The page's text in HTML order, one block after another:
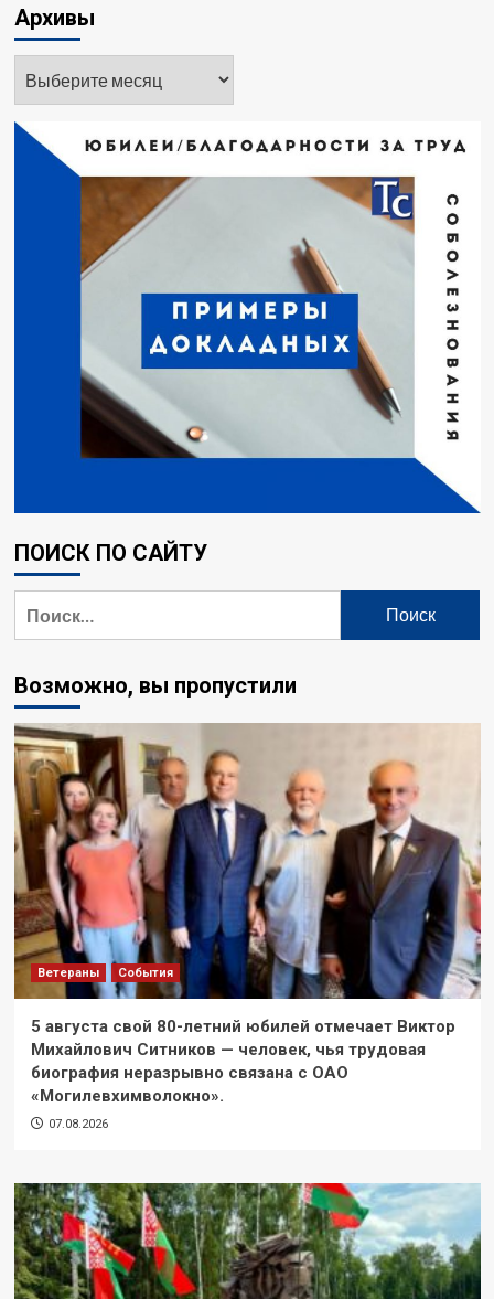
Архивы
ПОИСК ПО САЙТУ
Возможно, вы пропустили
Ветераны События
5 августа свой 80-летний юбилей отмечает Виктор
Михайлович Ситников — человек, чья трудовая
биография неразрывно связана с ОАО
«Могилевхимволокно».
07.08.2026